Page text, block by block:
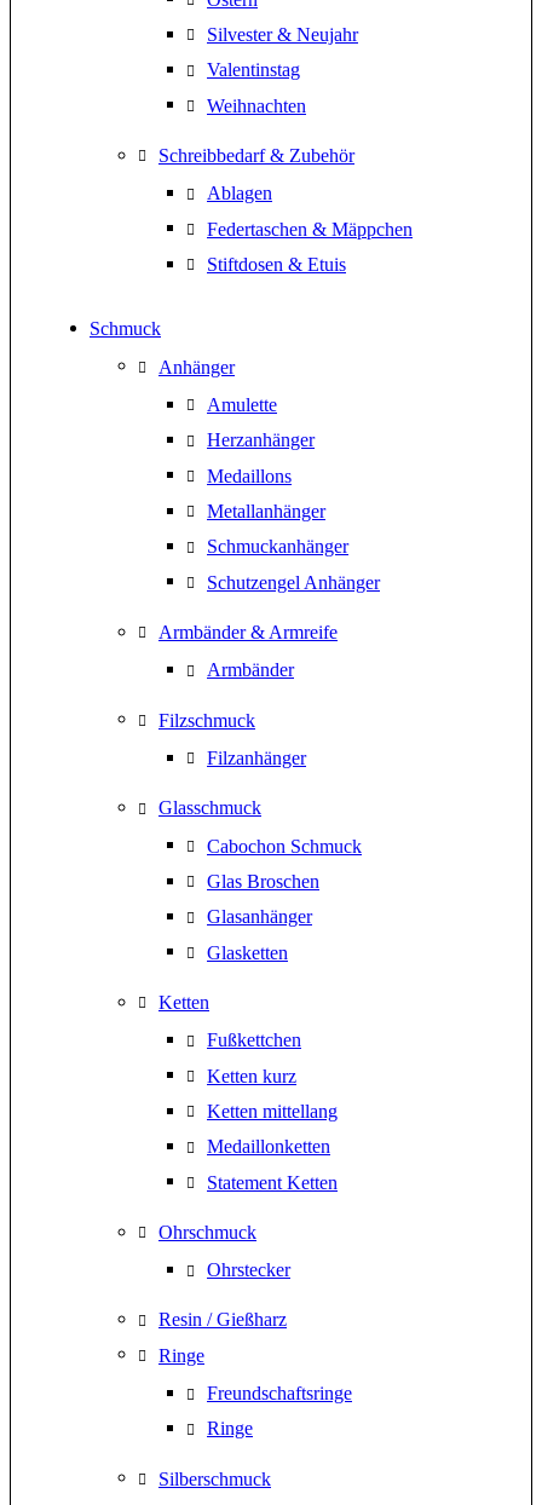
Silvester & Neujahr
Valentinstag
Weihnachten
Schreibbedarf & Zubehör
Ablagen
Federtaschen & Mäppchen
Stiftdosen & Etuis
Schmuck
Anhänger
Amulette
Herzanhänger
Medaillons
Metallanhänger
Schmuckanhänger
Schutzengel Anhänger
Armbänder & Armreife
Armbänder
Filzschmuck
Filzanhänger
Glasschmuck
Cabochon Schmuck
Glas Broschen
Glasanhänger
Glasketten
Ketten
Fußkettchen
Ketten kurz
Ketten mittellang
Medaillonketten
Statement Ketten
Ohrschmuck
Ohrstecker
Resin / Gießharz
Ringe
Freundschaftsringe
Ringe
Silberschmuck